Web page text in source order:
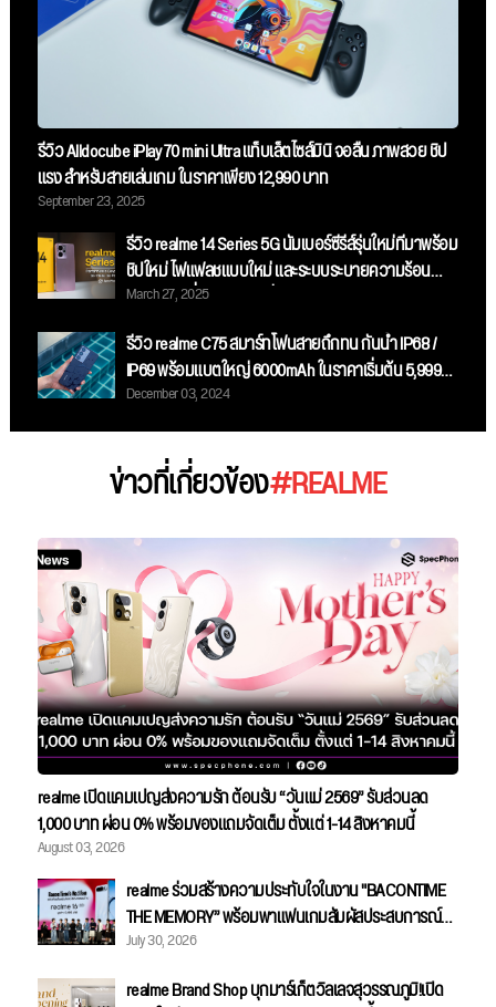
รีวิว Alldocube iPlay 70 mini Ultra แท็บเล็ตไซส์มินิ จอลื่น ภาพสวย ชิป
แรง สำหรับสายเล่นเกม ในราคาเพียง 12,990 บาท
September 23, 2025
รีวิว realme 14 Series 5G นัมเบอร์ซีรี่ส์รุ่นใหม่ที่มาพร้อม
ชิปใหม่ ไฟแฟลชแบบใหม่ และระบบระบายความร้อน
ขนาดใหญ่ที่สุด ในราคาเริ่มต้น 11,999 บาท
March 27, 2025
รีวิว realme C75 สมาร์ทโฟนสายถึกทน กันน้ำ IP68 /
IP69 พร้อมแบตใหญ่ 6000mAh ในราคาเริ่มต้น 5,999
บาท
December 03, 2024
ข่าวที่เกี่ยวข้อง#REALME
realme เปิดแคมเปญส่งความรัก ต้อนรับ “วันแม่ 2569” รับส่วนลด
1,000 บาท ผ่อน 0% พร้อมของแถมจัดเต็ม ตั้งแต่ 1-14 สิงหาคมนี้
August 03, 2026
realme ร่วมสร้างความประทับใจในงาน "BACONTIME
THE MEMORY” พร้อมพาแฟนเกมสัมผัสประสบการณ์
Gaming Master อย่างใกล้ชิด
July 30, 2026
realme Brand Shop บุกมาร์เก็ตวิลเลจสุวรรณภูมิ!เปิด